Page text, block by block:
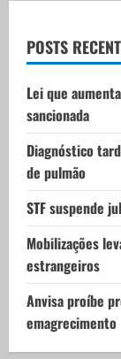
t
i
o
n
POSTS
Lei que
sancionada
Diagnóstico
de pulmão
STF suspende
Mobilizações
estrangeiros
Anvisa proíbe
emagrecimento